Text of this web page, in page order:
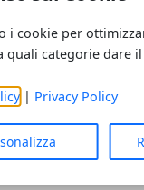
i cookie per
quali categorie dare
| Privacy Policy
delgasolio
ecco cosa
sul mercato
in grado di